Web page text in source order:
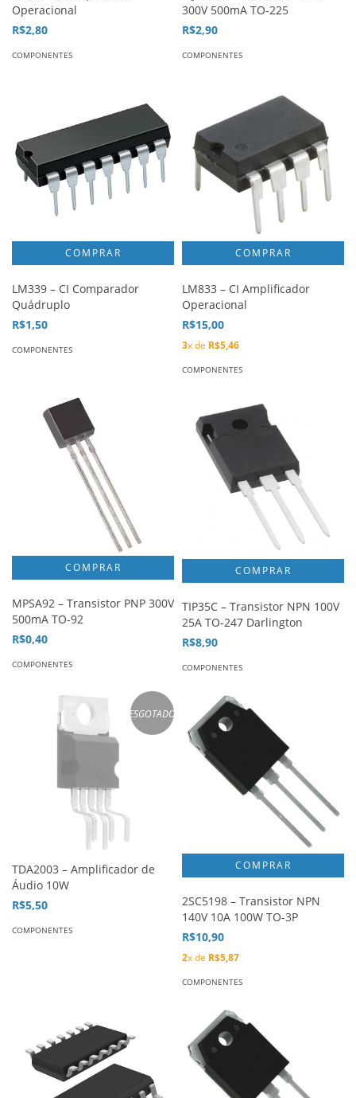
Operacional
R$2,80
COMPONENTES
300V 500mA TO-225
R$2,90
COMPONENTES
LM339 – CI Comparador
Quádruplo
R$1,50
COMPONENTES
LM833 – CI Amplificador
Operacional
R$15,00
3x de R$5,46
COMPONENTES
MPSA92 – Transistor PNP 300V
500mA TO-92
R$0,40
COMPONENTES
TIP35C – Transistor NPN 100V
25A TO-247 Darlington
R$8,90
COMPONENTES
ESGOTADO
TDA2003 – Amplificador de
Áudio 10W
R$5,50
COMPONENTES
2SC5198 – Transistor NPN
140V 10A 100W TO-3P
R$10,90
2x de R$5,87
COMPONENTES